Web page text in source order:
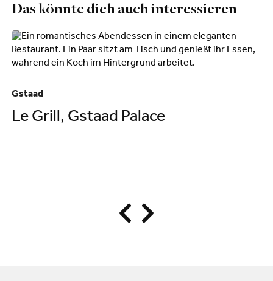
Das könnte dich auch interessieren
Gstaad
Le Grill, Gstaad Palace